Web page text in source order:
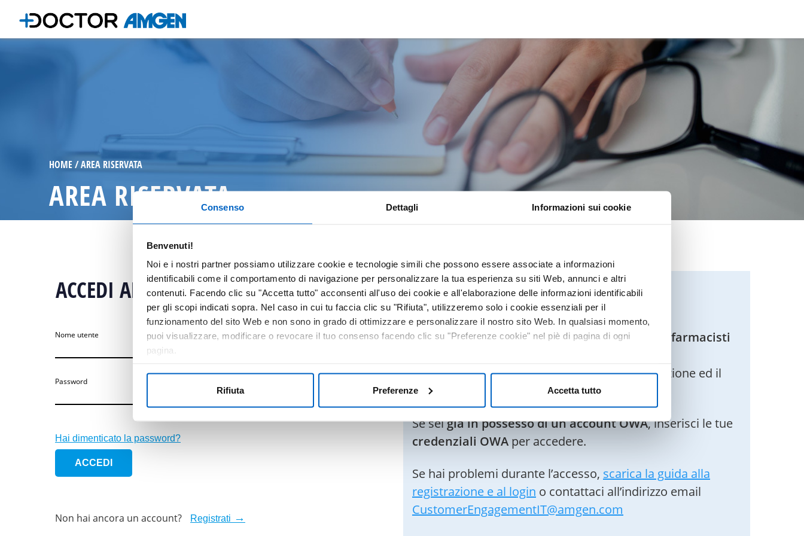
Consenso Dettagli Informazioni sui cookie
Benvenuti!
Noi e i nostri partner possiamo utilizzare cookie e tecnologie simili che possono essere associate a informazioni
identificabili come il comportamento di navigazione per personalizzare la tua esperienza su siti Web, annunci e altri
contenuti. Facendo clic su "Accetta tutto" acconsenti all'uso dei cookie e all'elaborazione delle informazioni identificabili
per gli scopi indicati sopra. Nel caso in cui tu faccia clic su "Rifiuta", utilizzeremo solo i cookie essenziali per il
funzionamento del sito Web e non sono in grado di ottimizzare e personalizzare il nostro sito Web. In qualsiasi momento,
puoi visualizzare, modificare o revocare il tuo consenso facendo clic su "Preferenze cookie" nel piè di pagina di ogni
pagina.
Rifiuta Preferenze Accetta tutto
AREA RISERVATA
HOME AREA RISERVATA
ACCEDI ALL’AREA RISERVATA
Nome utente
Password
Non hai ancora un account? Registrati
Hai dimenticato la password?
Benvenuto in DOCTORAMGEN
Il sito DoctorAmgen èriservato ai medici e ai farmacisti
Authentication (OWA)di IQVIA per la registrazione ed il
login.
Se seigià in possesso di un account OWA, inserisci le tue
credenziali OWA per accedere.
Se hai problemi durante l’accesso, scarica la guida alla
registrazione e al login o contattaci all’indirizzo email
CustomerEngagementIT@amgen.com